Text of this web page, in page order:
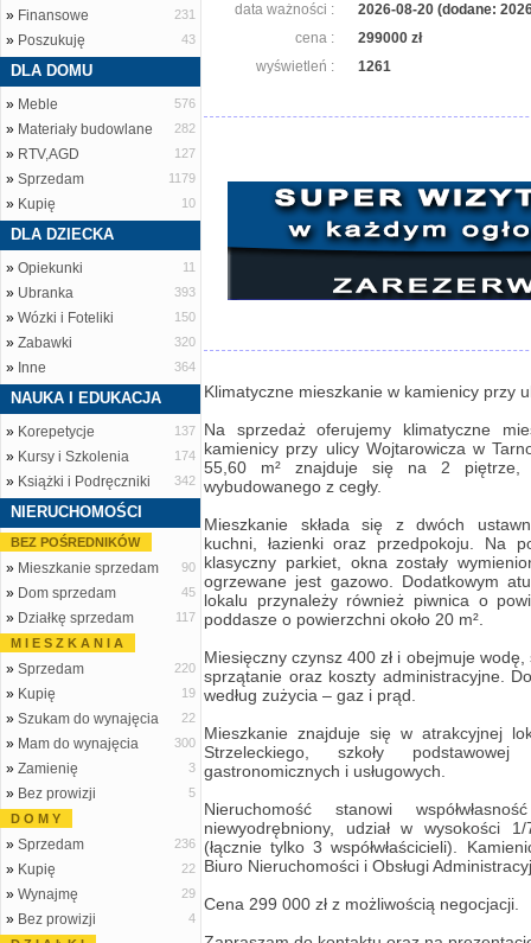
» Finansowe 231
» Poszukuję 43
DLA DOMU
» Meble 576
» Materiały budowlane 282
» RTV,AGD 127
» Sprzedam 1179
» Kupię 10
DLA DZIECKA
» Opiekunki 11
» Ubranka 393
» Wózki i Foteliki 150
» Zabawki 320
» Inne 364
NAUKA I EDUKACJA
» Korepetycje 137
» Kursy i Szkolenia 174
» Książki i Podręczniki 342
NIERUCHOMOŚCI
BEZ POŚREDNIKÓW
» Mieszkanie sprzedam 90
» Dom sprzedam 45
» Działkę sprzedam
117
M I E S Z K A N I A
» Sprzedam 220
» Kupię 19
» Szukam do wynajęcia 22
» Mam do wynajęcia 300
» Zamienię 3
» Bez prowizji
5
D O M Y
» Sprzedam 236
» Kupię 22
» Wynajmę 29
» Bez prowizji
4
data ważności :
2026-08-20 (dodane:
cena :
299000 zł
wyświetleń :
1261
Klimatyczne mieszkanie w kamienicy przy
Na sprzedaż oferujemy klimatyczne
kamienicy przy ulicy Wojtarowicza w
55,60 m² znajduje się na 2 piętrze,
wybudowanego z cegły.
Mieszkanie składa się z dwóch
kuchni, łazienki oraz przedpokoju. Na
klasyczny parkiet, okna zostały
ogrzewane jest gazowo. Dodatkowym
lokalu przynależy również piwnica o
poddasze o powierzchni około 20 m².
Miesięczny czynsz 400 zł i obejmuje
sprzątanie oraz koszty administracyjne.
według zużycia – gaz i prąd.
Mieszkanie znajduje się w atrakcyjnej
Strzeleckiego, szkoły
gastronomicznych i usługowych.
Nieruchomość stanowi
niewyodrębniony, udział w wysokości
(łącznie tylko 3 współwłaścicieli).
Biuro Nieruchomości i Obsługi
Cena 299 000 zł z możliwością negocjacji.